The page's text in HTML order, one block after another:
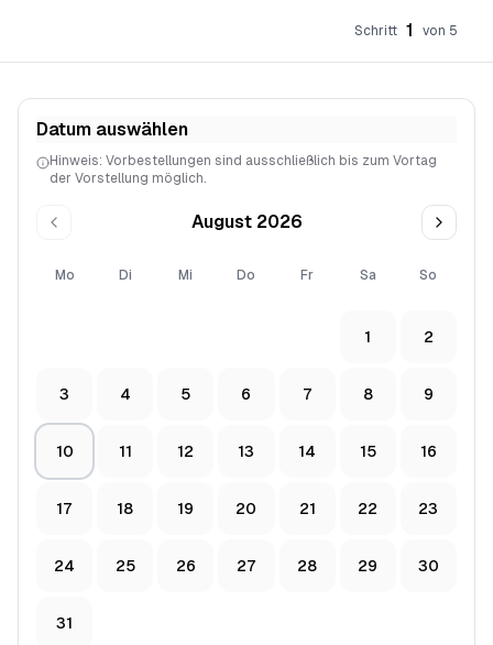
Schritt 1 von 5
Datum auswählen
Hinweis: Vorbestellungen sind ausschließlich bis zum Vortag
der Vorstellung möglich.
August 2026
Mo Di Mi Do Fr Sa So
1 2
3 4 5 6 7 8 9
10 11 12 13 14 15 16
17 18 19 20 21 22 23
24 25 26 27 28 29 30
31